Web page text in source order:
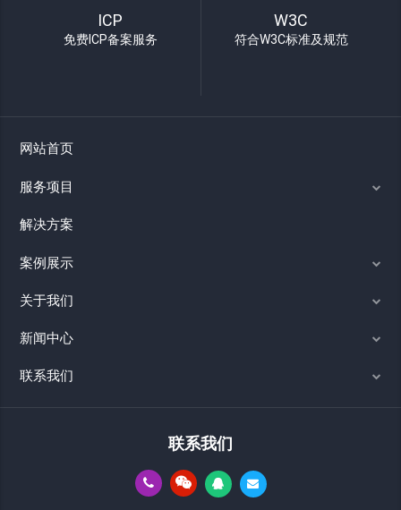
ICP
免费ICP备案服务
W3C
符合W3C标准及规范
网站首页
服务项目
解决方案
案例展示
关于我们
新闻中心
联系我们
联系我们